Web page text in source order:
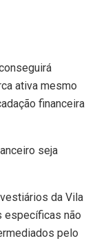
ativa mesmo
financeira
seja
da Vila
específicas não
pelo